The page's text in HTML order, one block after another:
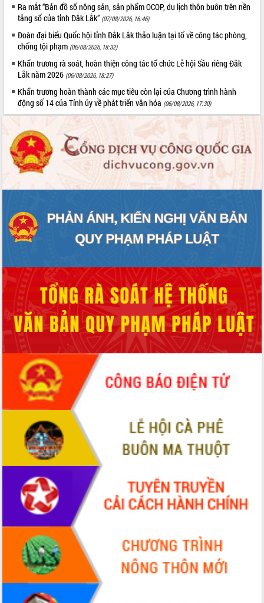
Ra mắt “Bản đồ số nông sản, sản phẩm OCOP, du lịch thôn buôn trên nền
tảng số của tỉnh Đắk Lắk” (07/08/2026, 16:46)
Đoàn đại biểu Quốc hội tỉnh Đắk Lắk thảo luận tại tổ về công tác phòng,
chống tội phạm (06/08/2026, 18:32)
Khẩn trương rà soát, hoàn thiện công tác tổ chức Lễ hội Sầu riêng Đắk
Lắk năm 2026 (06/08/2026, 18:27)
Khẩn trương hoàn thành các mục tiêu còn lại của Chương trình hành
động số 14 của Tỉnh ủy về phát triển văn hóa (06/08/2026, 17:30)